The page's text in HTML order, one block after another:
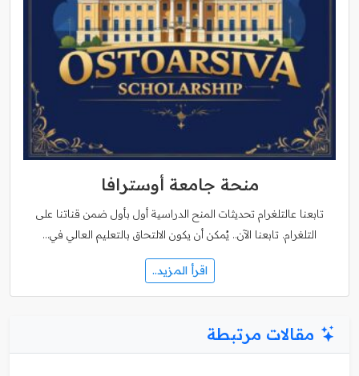
منحة جامعة أوسترافا
تابعنا عالتلغرام تحديثات المنح الدراسية أول بأول ضمن قناتنا على
التلغرام. تابعنا الآن.. يُمكن أن يكون الالتحاق بالتعليم العالي في…
اقرأ المزيد..
مقالات مرتبطة